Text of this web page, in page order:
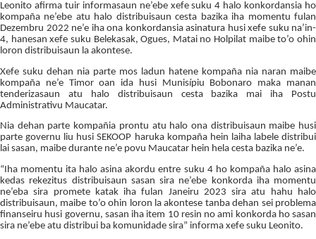
Leonito afirma tuir informasaun ne’ebe xefe suku 4 halo konkordansia ho
kompaña ne’ebe atu halo distribuisaun cesta bazika iha momentu fulan
Dezembru 2022 ne’e iha ona konkordansia asinatura husi xefe suku na’in-
4, hanesan xefe suku Belekasak, Ogues, Matai no Holpilat maibe to’o ohin
loron distribuisaun la akontese.
Xefe suku dehan nia parte mos ladun hatene kompaña nia naran maibe
kompaña ne’e Timor oan ida husi Munisípiu Bobonaro maka manan
tenderizasaun atu halo distribuisaun cesta bazika mai iha Postu
Administrativu Maucatar.
Nia dehan parte kompañia prontu atu halo ona distribuisaun maibe husi
parte governu liu husi SEKOOP haruka kompaña hein laiha labele distribui
lai sasan, maibe durante ne’e povu Maucatar hein hela cesta bazika ne’e.
“Iha momentu ita halo asina akordu entre suku 4 ho kompaña halo asina
kedas rekezitus distribuisaun sasan sira ne’ebe konkorda iha momentu
ne’eba sira promete katak iha fulan Janeiru 2023 sira atu hahu halo
distribuisaun, maibe to’o ohin loron la akontese tanba dehan sei problema
finanseiru husi governu, sasan iha item 10 resin no ami konkorda ho sasan
sira ne’ebe atu distribui ba komunidade sira” informa xefe suku Leonito.